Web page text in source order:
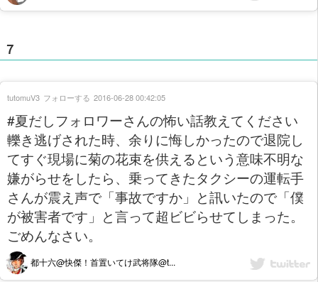
７
#夏だしフォロワーさんの怖い話教えてください
轢き逃げされた時、余りに悔しかったので退院し
てすぐ現場に菊の花束を供えるという意味不明な
嫌がらせをしたら、乗ってきたタクシーの運転手
さんが震え声で「事故ですか」と訊いたので「僕
が被害者です」と言って超ビビらせてしまった。
ごめんなさい。
都十六@快傑！首置いてけ武将隊@t...
tutomuV3 フォローする 2016-06-28 00:42:05